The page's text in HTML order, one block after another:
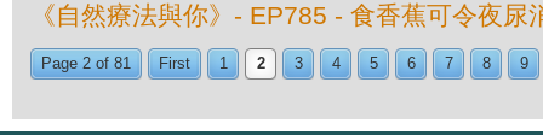
《自然療法與你》- EP785 - 食香蕉可令夜尿
Page 2 of 81 First 1 2 3 4 5 6 7 8 9